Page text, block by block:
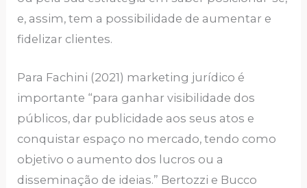
e, assim, tem a possibilidade de aumentar e
fidelizar clientes.
Para Fachini (2021) marketing jurídico é
importante “para ganhar visibilidade dos
públicos, dar publicidade aos seus atos e
conquistar espaço no mercado, tendo como
objetivo o aumento dos lucros ou a
disseminação de ideias.” Bertozzi e Bucco